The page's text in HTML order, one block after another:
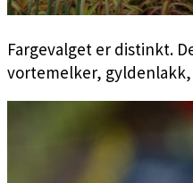
Fargevalget er distinkt.
vortemelker,